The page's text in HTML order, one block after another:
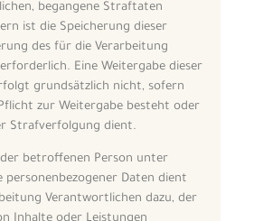
begangene Straftaten
ist die Speicherung dieser
des für die Verarbeitung
Eine Weitergabe dieser
grundsätzlich nicht, sofern
zur Weitergabe besteht oder
Strafverfolgung dient.
betroffenen Person unter
personenbezogener Daten dient
Verantwortlichen dazu, der